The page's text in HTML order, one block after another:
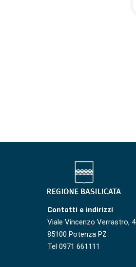
Contatti e indirizzi
Viale Vincenzo Verrastro, 4
85100 Potenza PZ
Tel 0971 661111